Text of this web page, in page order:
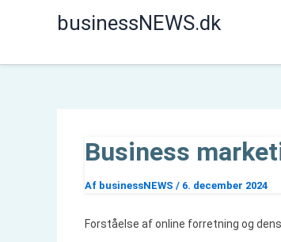
businessNEWS.dk
Business
Af businessNEWS / 6. december 2024
Forståelse af online forretning og